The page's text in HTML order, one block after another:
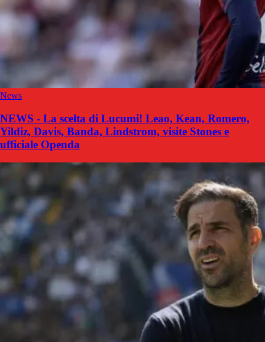
News
NEWS - La scelta di Lucumi! Leao, Kean, Romero,
Yildiz, Davis, Banda, Lindstrom, visite Stones e
ufficiale Openda